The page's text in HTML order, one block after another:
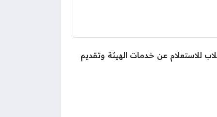
للاستعلام عن خدمات الهيئة وتقديم